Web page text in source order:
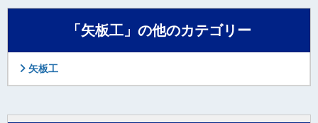
「矢板工」の他のカテゴリー
矢板工